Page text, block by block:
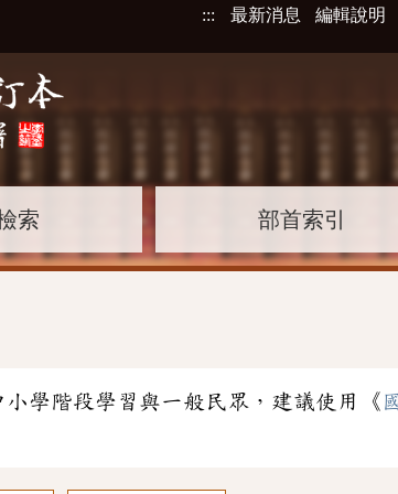
::: 最新消息 編輯說明
索 部首索引
小學階段學習與一般民眾，建議使用《